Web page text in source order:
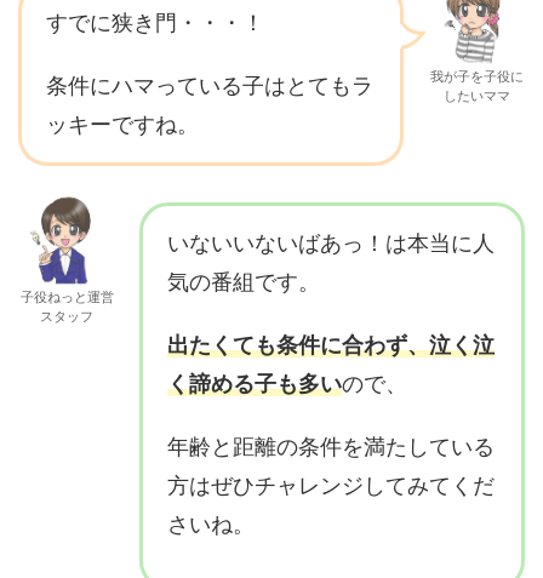
すでに狭き門・・・！
条件にハマっている子はとてもラ
ッキーですね。
我が子を子役に
したいママ
子役ねっと運営
スタッフ
いないいないばあっ！は本当に人
気の番組です。
出たくても条件に合わず、泣く泣
く諦める子も多いので、
年齢と距離の条件を満たしている
方はぜひチャレンジしてみてくだ
さいね。